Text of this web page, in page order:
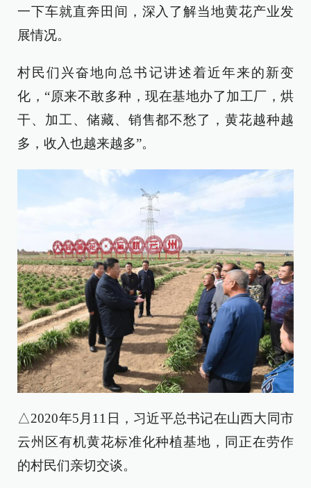
一下车就直奔田间，深入了解当地黄花产业发
展情况。
村民们兴奋地向总书记讲述着近年来的新变
化，“原来不敢多种，现在基地办了加工厂，烘
干、加工、储藏、销售都不愁了，黄花越种越
多，收入也越来越多”。
△2020年5月11日，习近平总书记在山西大同市
云州区有机黄花标准化种植基地，同正在劳作
的村民们亲切交谈。